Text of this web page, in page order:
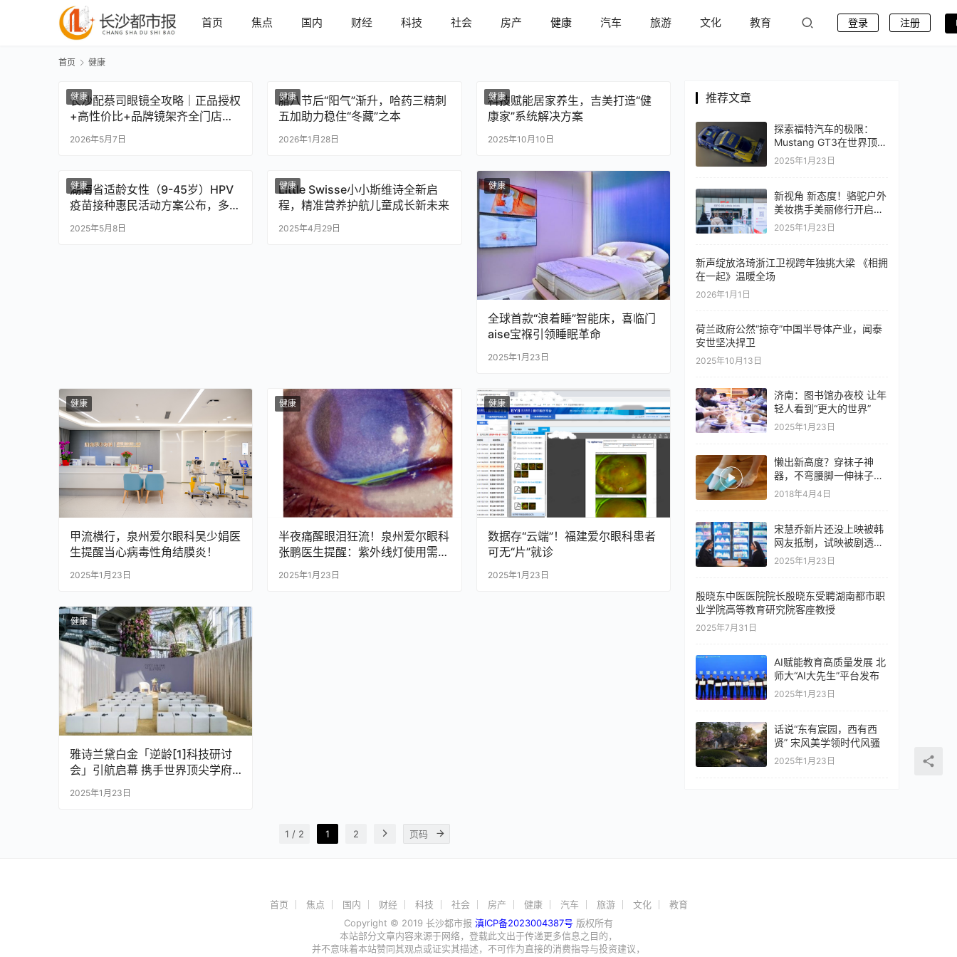
首页 焦点 国内 财经 科技 社会 房产 健康 汽车 旅游 文化 教育 登录 注册
首页 健康
健康
长沙配蔡司眼镜全攻略｜正品授权
+高性价比+品牌镜架齐全门店汇
2026年5月7日
健康
腊八节后“阳气”渐升，哈药三精刺
五加助力稳住“冬藏”之本
2026年1月28日
健康
科技赋能居家养生，吉美打造“健
康家”系统解决方案
2025年10月10日
健康
湖南省适龄女性（9-45岁）HPV
疫苗接种惠民活动方案公布，多地
陆续启动
2025年5月8日
健康
Little Swisse小小斯维诗全新启
程，精准营养护航儿童成长新未来
2025年4月29日
健康
全球首款“浪着睡”智能床，喜临门
aise宝褓引领睡眠革命
2025年1月23日
健康
甲流横行，泉州爱尔眼科吴少娟医
生提醒当心病毒性角结膜炎！
2025年1月23日
健康
半夜痛醒眼泪狂流！泉州爱尔眼科
张鹏医生提醒：紫外线灯使用需谨
2025年1月23日
健康
数据存“云端”！福建爱尔眼科患者
可无“片”就诊
2025年1月23日
健康
雅诗兰黛白金「逆龄[1]科技研讨
会」引航启幕 携手世界顶尖学府
开启肌肤长寿科学新纪元
2025年1月23日
1 / 2 1 2
推荐文章
探索福特汽车的极限：
Mustang GT3在世界顶级
赛事中的挑战
2025年1月23日
新视角 新态度！骆驼户外
美妆携手美丽修行开启专
业防晒新纪元
2025年1月23日
新声绽放洛琦浙江卫视跨年独挑大梁 《相拥
在一起》温暖全场
2026年1月1日
荷兰政府公然“掠夺”中国半导体产业，闻泰
安世坚决捍卫
2025年10月13日
济南：图书馆办夜校 让年
轻人看到“更大的世界”
2025年1月23日
懒出新高度？穿袜子神
器，不弯腰脚一伸袜子就
穿好
2018年4月4日
宋慧乔新片还没上映被韩
网友抵制，试映被剧透，
情节离谱令人生厌
2025年1月23日
殷晓东中医医院院长殷晓东受聘湖南都市职
业学院高等教育研究院客座教授
2025年7月31日
AI赋能教育高质量发展 北
师大“AI大先生”平台发布
2025年1月23日
话说“东有宸园，西有西
贤” 宋风美学领时代风骚
2025年1月23日
首页 焦点 国内 财经 科技 社会 房产 健康 汽车 旅游 文化
教育
Copyright © 2019 长沙都市报 滇ICP备2023004387号 版权所有
本站部分文章内容来源于网络，登载此文出于传递更多信息之目的，
并不意味着本站赞同其观点或证实其描述，不可作为直接的消费指导与投资建议，